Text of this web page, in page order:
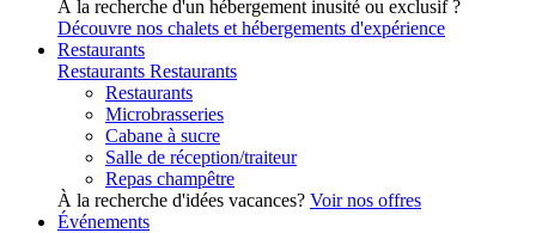
À la recherche d'un hébergement inusité ou exclusif ?
Découvre nos chalets et hébergements d'expérience
Restaurants
Restaurants Restaurants
Restaurants
Microbrasseries
Cabane à sucre
Salle de réception/traiteur
Repas champêtre
À la recherche d'idées vacances? Voir nos offres
Événements